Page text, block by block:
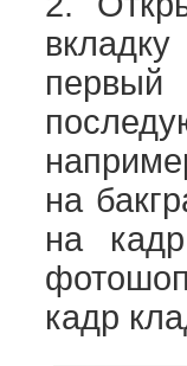
на
на
кадр